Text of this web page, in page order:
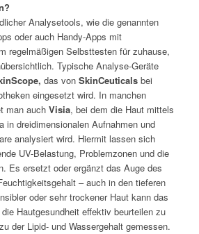
Analysetools, wie die genannten
oder auch Handy-Apps mit
regelmäßigen Selbsttesten für zuhause,
Typische Analyse-Geräte
, das von SkinCeuticalsbei
eingesetzt wird. In manchen
man auch Visia, bei dem die Haut mittels
in dreidimensionalen Aufnahmen und
analysiert wird. Hiermit lassen sich
UV-Belastung, Problemzonen und die
Es ersetzt oder ergänzt das Auge des
– auch in den tieferen
oder sehr trockener Haut kann das
Hautgesundheit effektiv beurteilen zu
der Lipid- und Wassergehalt gemessen.